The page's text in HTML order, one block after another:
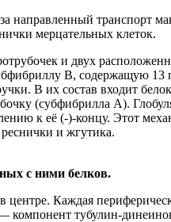
за направленный транспорт
мерцательных клеток.
и двух
В, содержащую
В их состав входит
(субфибрилла A).
к её (-)-концу. Этот
и жгутика.
с ними белков.
Каждая
тубулин-